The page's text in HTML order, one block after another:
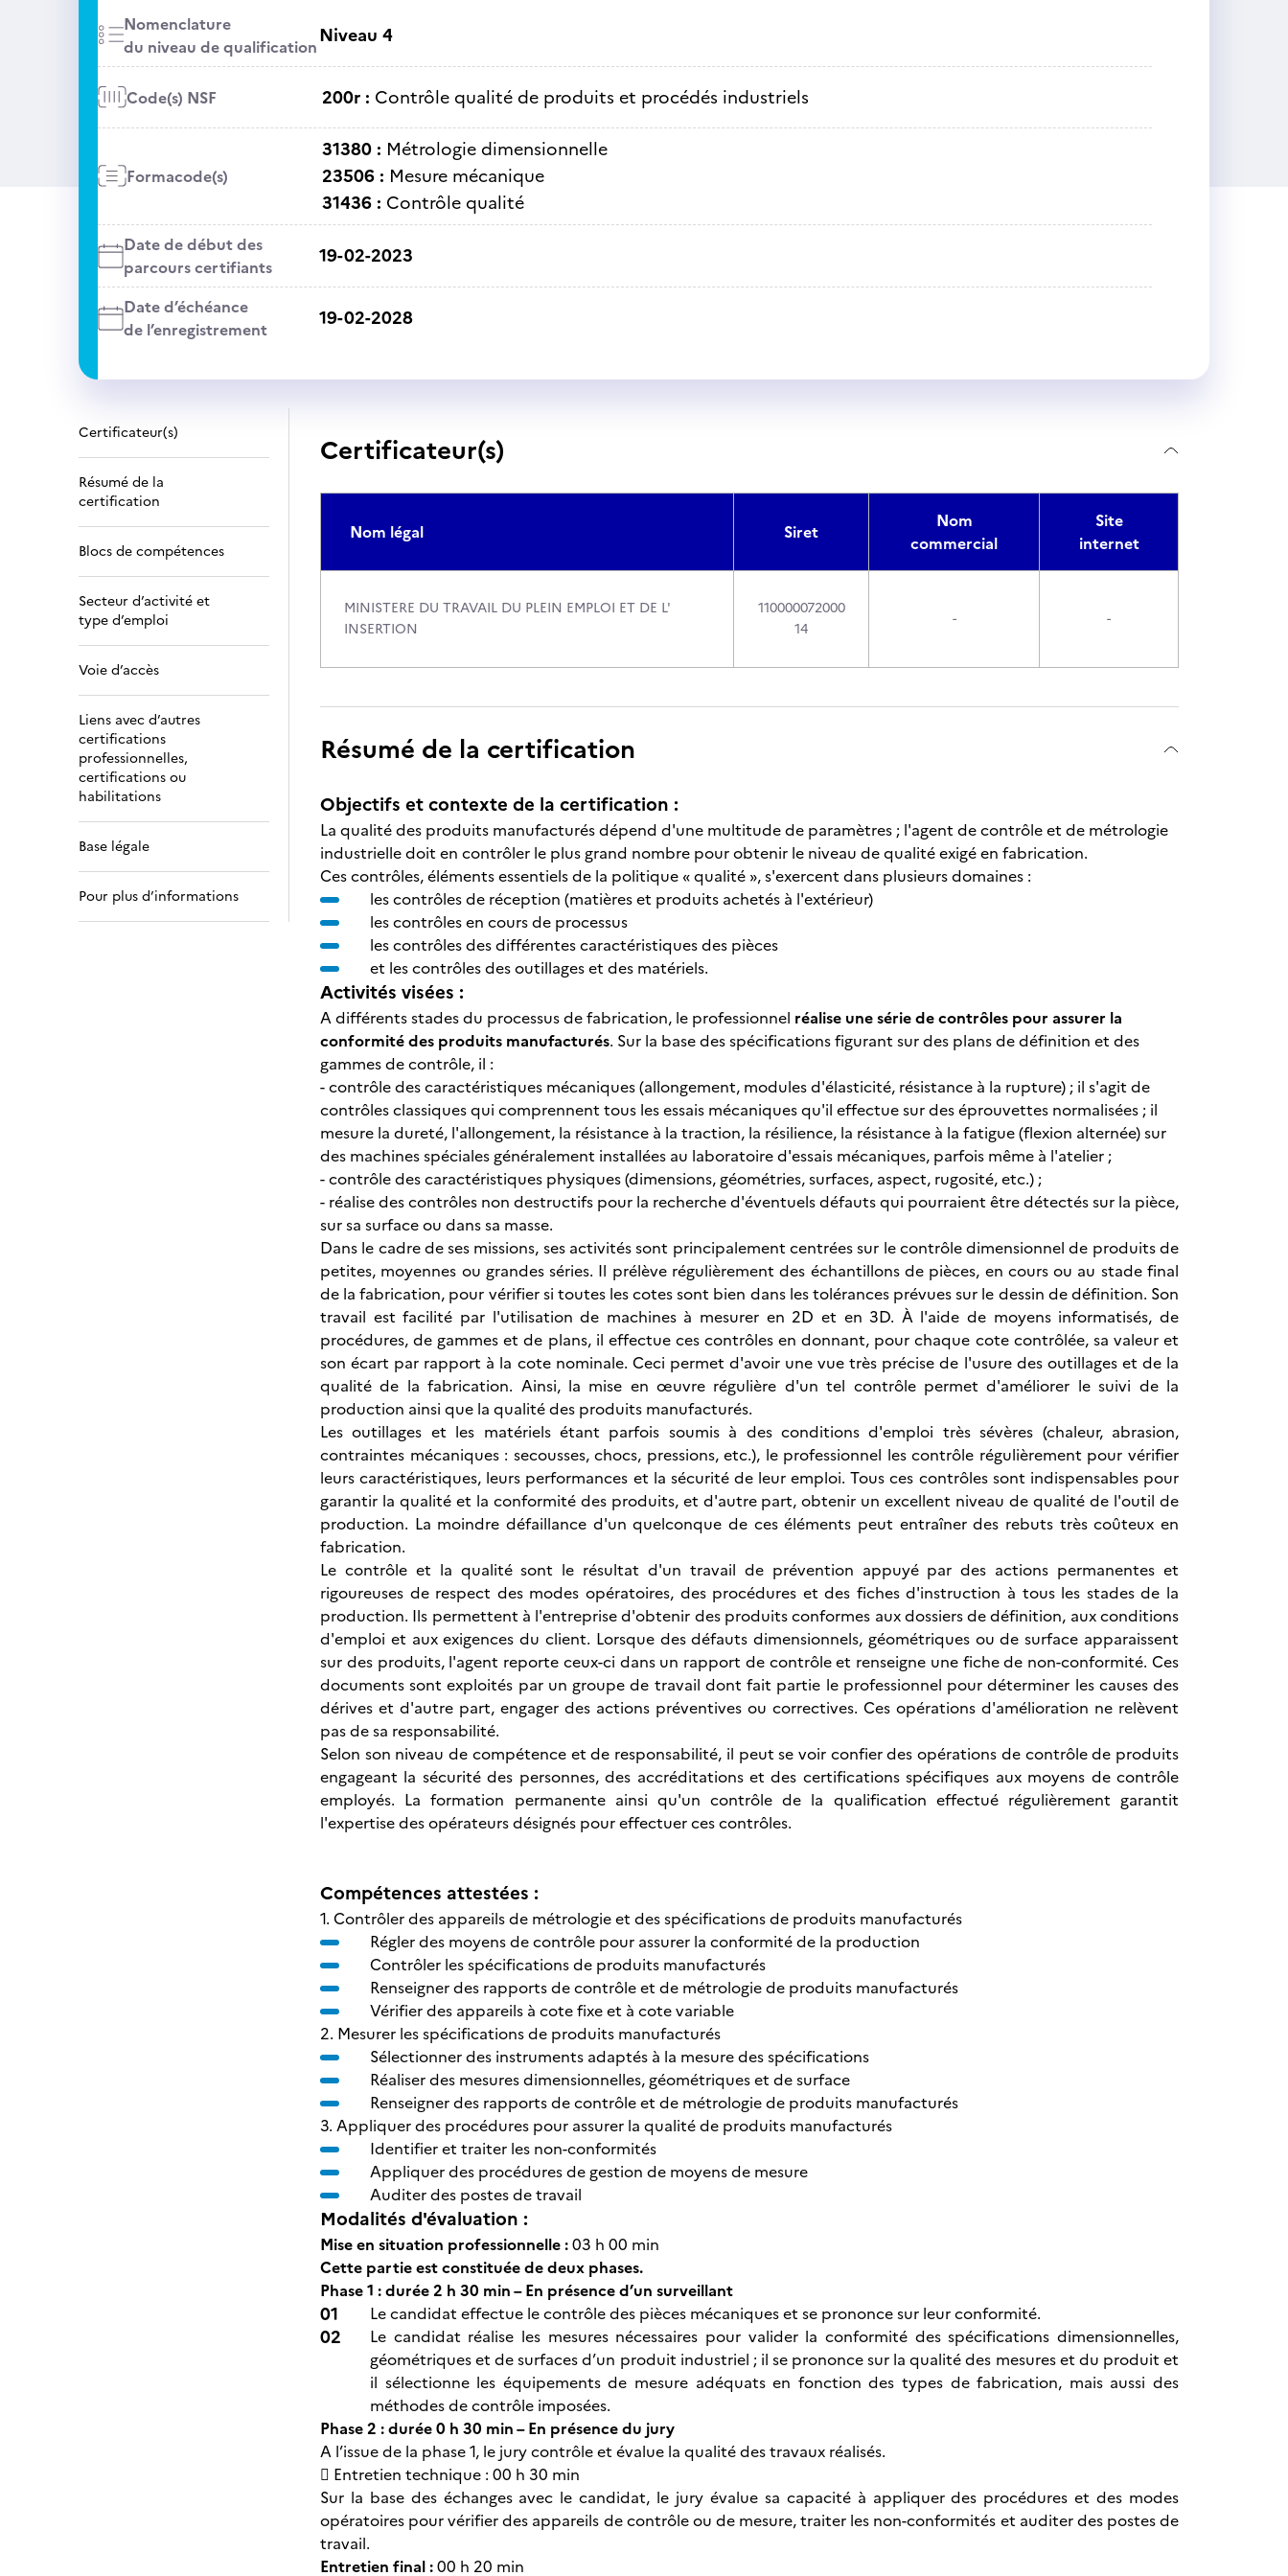
Nomenclature
du niveau de qualificationNiveau 4
Code(s) NSF 200r : Contrôle qualité de produits et procédés industriels
Formacode(s)
31380 : Métrologie dimensionnelle
23506 : Mesure mécanique
31436 : Contrôle qualité
Date de début des
parcours certifiants
19-02-2023
Date d’échéance
de l’enregistrement
19-02-2028
Certificateur(s)
Résumé de la
certification
Blocs de compétences
Secteur d’activité et
type d’emploi
Voie d’accès
Liens avec d’autres
certifications
professionnelles,
certifications ou
habilitations
Base légale
Pour plus d’informations
Certificateur(s)
Nom légal Siret
Nom
commercial
Site
internet
MINISTERE DU TRAVAIL DU PLEIN EMPLOI ET DE L'
INSERTION
110000072000
14
- -
Résumé de la certification
Objectifs et contexte de la certification :
La qualité des produits manufacturés dépend d'une multitude de paramètres ; l'agent de contrôle et de métrologie
industrielle doit en contrôler le plus grand nombre pour obtenir le niveau de qualité exigé en fabrication.
Ces contrôles, éléments essentiels de la politique « qualité », s'exercent dans plusieurs domaines :
les contrôles de réception (matières et produits achetés à l'extérieur)
les contrôles en cours de processus
les contrôles des différentes caractéristiques des pièces
et les contrôles des outillages et des matériels.
Activités visées :
A différents stades du processus de fabrication, le professionnel réalise une série de contrôles pour assurer la
conformité des produits manufacturés. Sur la base des spécifications figurant sur des plans de définition et des
gammes de contrôle, il :
- contrôle des caractéristiques mécaniques (allongement, modules d'élasticité, résistance à la rupture) ; il s'agit de
contrôles classiques qui comprennent tous les essais mécaniques qu'il effectue sur des éprouvettes normalisées ; il
mesure la dureté, l'allongement, la résistance à la traction, la résilience, la résistance à la fatigue (flexion alternée) sur
des machines spéciales généralement installées au laboratoire d'essais mécaniques, parfois même à l'atelier ;
- contrôle des caractéristiques physiques (dimensions, géométries, surfaces, aspect, rugosité, etc.) ;
- réalise des contrôles non destructifs pour la recherche d'éventuels défauts qui pourraient être détectés sur la pièce,
sur sa surface ou dans sa masse.
Dans le cadre de ses missions, ses activités sont principalement centrées sur le contrôle dimensionnel de produits de
petites, moyennes ou grandes séries. Il prélève régulièrement des échantillons de pièces, en cours ou au stade final
de la fabrication, pour vérifier si toutes les cotes sont bien dans les tolérances prévues sur le dessin de définition. Son
travail est facilité par l'utilisation de machines à mesurer en 2D et en 3D. À l'aide de moyens informatisés, de
procédures, de gammes et de plans, il effectue ces contrôles en donnant, pour chaque cote contrôlée, sa valeur et
son écart par rapport à la cote nominale. Ceci permet d'avoir une vue très précise de l'usure des outillages et de la
qualité de la fabrication. Ainsi, la mise en œuvre régulière d'un tel contrôle permet d'améliorer le suivi de la
production ainsi que la qualité des produits manufacturés.
Les outillages et les matériels étant parfois soumis à des conditions d'emploi très sévères (chaleur, abrasion,
contraintes mécaniques : secousses, chocs, pressions, etc.), le professionnel les contrôle régulièrement pour vérifier
leurs caractéristiques, leurs performances et la sécurité de leur emploi. Tous ces contrôles sont indispensables pour
garantir la qualité et la conformité des produits, et d'autre part, obtenir un excellent niveau de qualité de l'outil de
production. La moindre défaillance d'un quelconque de ces éléments peut entraîner des rebuts très coûteux en
fabrication.
Le contrôle et la qualité sont le résultat d'un travail de prévention appuyé par des actions permanentes et
rigoureuses de respect des modes opératoires, des procédures et des fiches d'instruction à tous les stades de la
production. Ils permettent à l'entreprise d'obtenir des produits conformes aux dossiers de définition, aux conditions
d'emploi et aux exigences du client. Lorsque des défauts dimensionnels, géométriques ou de surface apparaissent
sur des produits, l'agent reporte ceux-ci dans un rapport de contrôle et renseigne une fiche de non-conformité. Ces
documents sont exploités par un groupe de travail dont fait partie le professionnel pour déterminer les causes des
dérives et d'autre part, engager des actions préventives ou correctives. Ces opérations d'amélioration ne relèvent
pas de sa responsabilité.
Selon son niveau de compétence et de responsabilité, il peut se voir confier des opérations de contrôle de produits
engageant la sécurité des personnes, des accréditations et des certifications spécifiques aux moyens de contrôle
employés. La formation permanente ainsi qu'un contrôle de la qualification effectué régulièrement garantit
l'expertise des opérateurs désignés pour effectuer ces contrôles.
Compétences attestées :
1. Contrôler des appareils de métrologie et des spécifications de produits manufacturés
Régler des moyens de contrôle pour assurer la conformité de la production
Contrôler les spécifications de produits manufacturés
Renseigner des rapports de contrôle et de métrologie de produits manufacturés
Vérifier des appareils à cote fixe et à cote variable
2. Mesurer les spécifications de produits manufacturés
Sélectionner des instruments adaptés à la mesure des spécifications
Réaliser des mesures dimensionnelles, géométriques et de surface
Renseigner des rapports de contrôle et de métrologie de produits manufacturés
3. Appliquer des procédures pour assurer la qualité de produits manufacturés
Identifier et traiter les non-conformités
Appliquer des procédures de gestion de moyens de mesure
Auditer des postes de travail
Modalités d'évaluation :
Mise en situation professionnelle :03 h 00 min
Cette partie est constituée de deux phases.
Phase 1 : durée 2 h 30 min – En présence d’un surveillant
Le candidat effectue le contrôle des pièces mécaniques et se prononce sur leur conformité.
Le candidat réalise les mesures nécessaires pour valider la conformité des spécifications dimensionnelles,
géométriques et de surfaces d’un produit industriel ; il se prononce sur la qualité des mesures et du produit et
il sélectionne les équipements de mesure adéquats en fonction des types de fabrication, mais aussi des
méthodes de contrôle imposées.
Phase 2 : durée 0 h 30 min – En présence du jury
A l’issue de la phase 1, le jury contrôle et évalue la qualité des travaux réalisés.
 Entretien technique : 00 h 30 min
Sur la base des échanges avec le candidat, le jury évalue sa capacité à appliquer des procédures et des modes
opératoires pour vérifier des appareils de contrôle ou de mesure, traiter les non-conformités et auditer des postes de
travail.
Entretien final :00 h 20 min